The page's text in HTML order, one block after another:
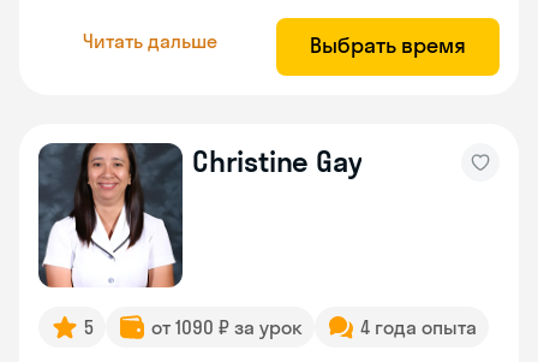
Читать дальше Выбрать время
Christine Gay
5 от 1090 ₽ за урок 4 года опыта